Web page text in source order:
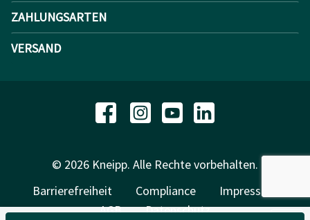
ZAHLUNGSARTEN
VERSAND
© 2026 Kneipp. Alle Rechte vorbehalten.
Barrierefreiheit
Compliance
Impressum
AGB
Datenschutz